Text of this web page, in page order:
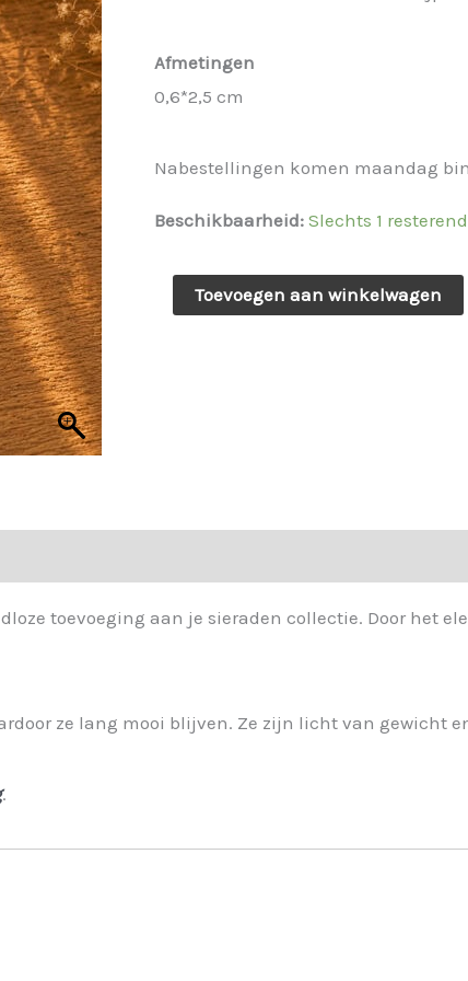
€ 19,95.
Afmetingen
0,6*2,5 cm
Nabestellingen komen maandag
Beschikbaarheid: Slechts 1
Oorbellen
182698.
Toevoegen aan winkelwagen
toevoeging aan je sieraden collectie. Door het
ze lang mooi blijven. Ze zijn licht van gewicht
.